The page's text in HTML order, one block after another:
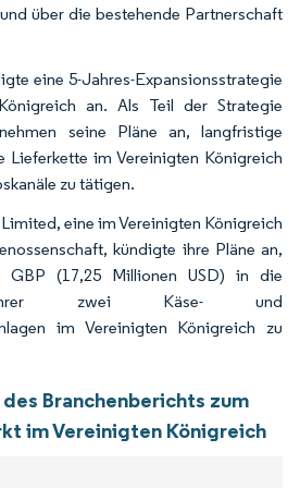
über die bestehende Partnerschaft
eine 5-Jahres-Expansionsstrategie
an. Als Teil der Strategie
seine Pläne an, langfristige
Lieferkette im Vereinigten Königreich
zu tätigen.
eine im Vereinigten Königreich
kündigte ihre Pläne an,
GBP (17,25 Millionen USD) in die
ihrer zwei Käse- und
im Vereinigten Königreich zu
Branchenberichts zum
im Vereinigten Königreich